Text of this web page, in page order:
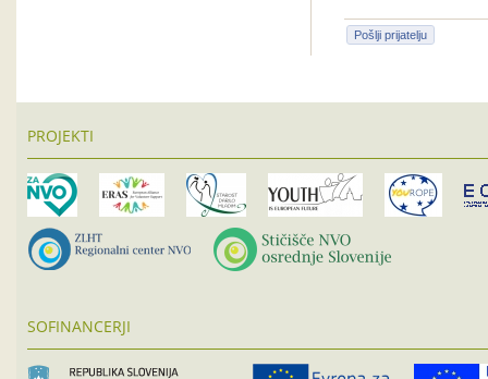
Pošlji prijatelju
PROJEKTI
SOFINANCERJI